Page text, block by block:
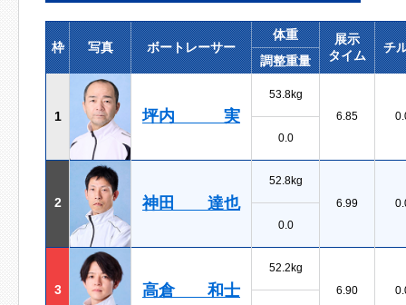
枠 写真 ボートレーサー
体重
展示
タイム
チ
調整重量
1 坪内 実
53.8kg
6.85
0.0
2 神田 達也
52.8kg
6.99
0.0
3 高倉 和士
52.2kg
6.90